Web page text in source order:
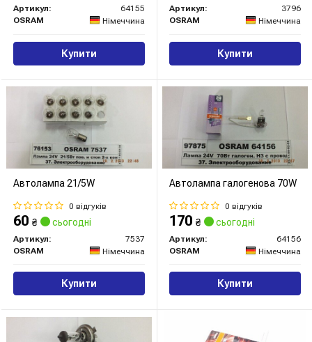
Артикул:
64155
OSRAM
Німеччина
Купити
Артикул:
3796
OSRAM
Німеччина
Купити
Автолампа 21/5W
0 відгуків
60 ₴ сьогодні
Артикул:
7537
OSRAM
Німеччина
Купити
Автолампа галогенова 70W
0 відгуків
170 ₴ сьогодні
Артикул:
64156
OSRAM
Німеччина
Купити